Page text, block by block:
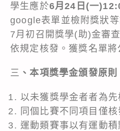
學生應於6月24日(一
google表單並檢附獎狀
7月初召開獎學(助)金審
依規定核發。獲獎名單將
三 、本項獎學金頒發原則
以未獲獎學金者者為先
同個比賽不同項目僅核
運動類賽事以有運動